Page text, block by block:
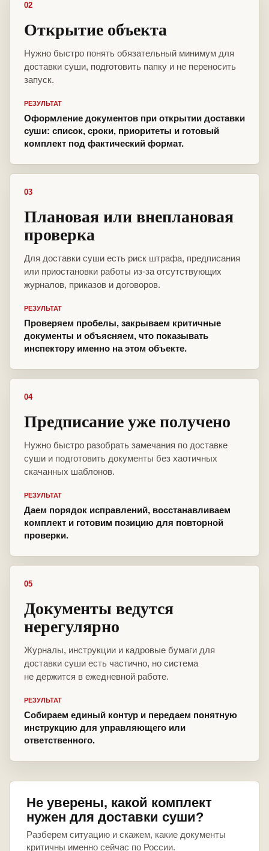
02
Открытие объекта
Нужно быстро понять обязательный минимум для
доставки суши, подготовить папку и не переносить
запуск.
РЕЗУЛЬТАТ
Оформление документов при открытии доставки
суши: список, сроки, приоритеты и готовый
комплект под фактический формат.
03
Плановая или внеплановая
проверка
Для доставки суши есть риск штрафа, предписания
или приостановки работы из-за отсутствующих
журналов, приказов и договоров.
РЕЗУЛЬТАТ
Проверяем пробелы, закрываем критичные
документы и объясняем, что показывать
инспектору именно на этом объекте.
04
Предписание уже получено
Нужно быстро разобрать замечания по доставке
суши и подготовить документы без хаотичных
скачанных шаблонов.
РЕЗУЛЬТАТ
Даем порядок исправлений, восстанавливаем
комплект и готовим позицию для повторной
проверки.
05
Документы ведутся
нерегулярно
Журналы, инструкции и кадровые бумаги для
доставки суши есть частично, но система
не держится в ежедневной работе.
РЕЗУЛЬТАТ
Собираем единый контур и передаем понятную
инструкцию для управляющего или
ответственного.
Не уверены, какой комплект
нужен для доставки суши?
Разберем ситуацию и скажем, какие документы
критичны именно сейчас по России.